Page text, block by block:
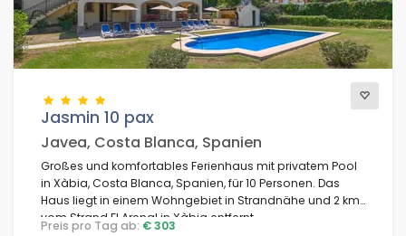
Jasmin 10 pax
Javea, Costa Blanca, Spanien
Großes und komfortables Ferienhaus mit privatem Pool
in Xàbia, Costa Blanca, Spanien, für 10 Personen. Das
Haus liegt in einem Wohngebiet in Strandnähe und 2 km
vom Strand El Arenal in Xàbia entfernt.
Preis pro Tag ab: € 303